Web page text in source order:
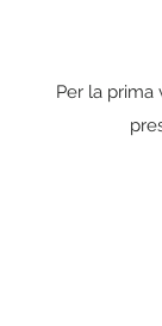
Per la prima